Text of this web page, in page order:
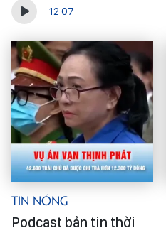
12:07
Tin Nóng
Podcast bản tin thời